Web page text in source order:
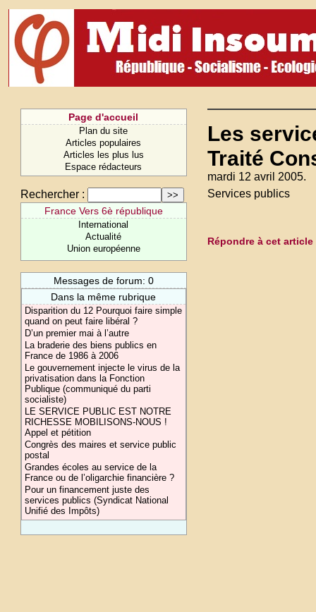
Page d'accueil
Plan du site
Articles populaires
Articles les plus lus
Espace rédacteurs
Rechercher :
France Vers 6è république
International
Actualité
Union européenne
Messages de forum: 0
Dans la même rubrique
Disparition du 12 Pourquoi faire simple
quand on peut faire libéral ?
D’un premier mai à l’autre
La braderie des biens publics en
France de 1986 à 2006
Le gouvernement injecte le virus de la
privatisation dans la Fonction
Publique (communiqué du parti
socialiste)
LE SERVICE PUBLIC EST NOTRE
RICHESSE MOBILISONS-NOUS !
Appel et pétition
Congrès des maires et service public
postal
Grandes écoles au service de la
France ou de l’oligarchie financière ?
Pour un financement juste des
services publics (Syndicat National
Unifié des Impôts)
Les
Traité
mardi 12 avril 2005.
Services publics
Répondre à cet article